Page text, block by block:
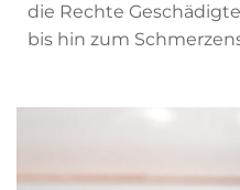
die Rechte
bis hin zum